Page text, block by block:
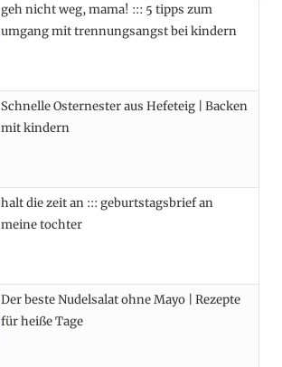
b
k
i
e
a
a
e
s
geh nicht weg, mama! ::: 5 tipps zum
umgang mit trennungsangst bei kindern
Schnelle Osternester aus Hefeteig | Backen
mit kindern
halt die zeit an ::: geburtstagsbrief an
meine tochter
Der beste Nudelsalat ohne Mayo | Rezepte
für heiße Tage